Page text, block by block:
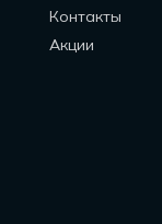
Контакты
Акции